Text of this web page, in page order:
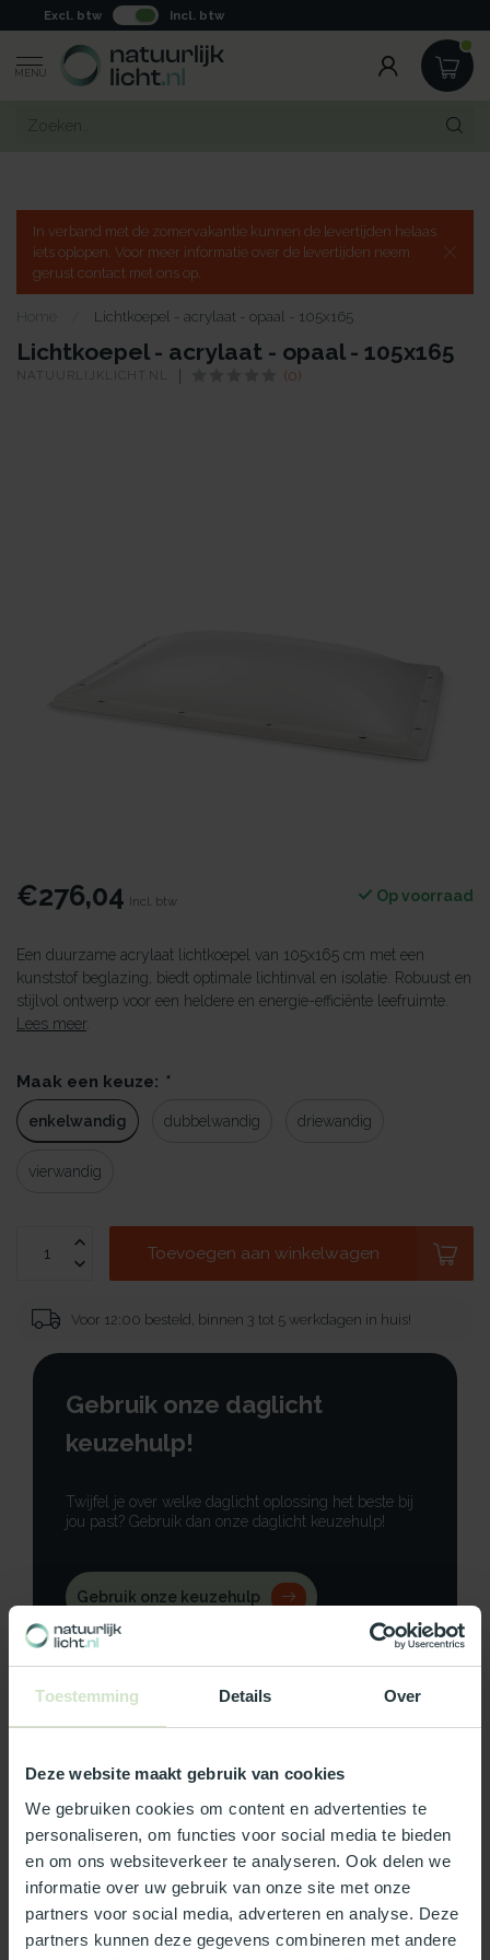
Toestemming Details Over
Deze website maakt gebruik van cookies
We gebruiken cookies om content en advertenties te
personaliseren, om functies voor social media te bieden
en om ons websiteverkeer te analyseren. Ook delen we
informatie over uw gebruik van onze site met onze
partners voor social media, adverteren en analyse. Deze
partners kunnen deze gegevens combineren met andere
Excl. btw Incl. btw
MENU
In verband met de zomervakantie kunnen de levertijden helaas
iets oplopen. Voor meer informatie over de levertijden neem
gerust contact met ons op.
Home Lichtkoepel - acrylaat - opaal - 105x165
Lichtkoepel - acrylaat - opaal - 105x165
NATUURLIJKLICHT.NL (0)
€276,04 Incl. btw Op voorraad
Een duurzame acrylaat lichtkoepel van 105x165 cm met een
kunststof beglazing, biedt optimale lichtinval en isolatie. Robuust en
stijlvol ontwerp voor een heldere en energie-efficiënte leefruimte.
Lees meer.
Maak een keuze: *
enkelwandig dubbelwandig driewandig
vierwandig
Toevoegen aan winkelwagen
Voor 12:00 besteld, binnen 3 tot 5 werkdagen in huis!
Gebruik onze daglicht
keuzehulp!
Twijfel je over welke daglicht oplossing het beste bij
jou past? Gebruik dan onze daglicht keuzehulp!
Gebruik onze keuzehulp
Productomschrijving
Specificaties
Reviews